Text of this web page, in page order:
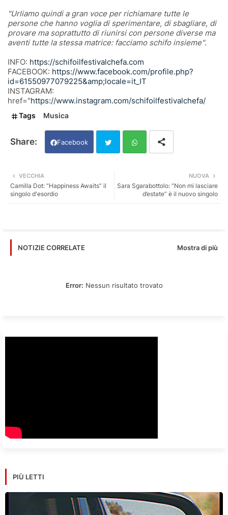
"Urliamo quindi a gran voce per richiamare tutte le
persone che hanno voglia di sperimentare, di sbagliare, di
provare ma soprattutto di riunirsi con persone diverse ma
aventi tutte la stessa matrice: facciamo schifo insieme".
INFO: https://schifoilfestivalchefa.com
FACEBOOK: https://www.facebook.com/profile.php?
id=61550977079225&amp;locale=it_IT
INSTAGRAM:
href="https://www.instagram.com/schifoilfestivalchefa/
Tags Musica
Facebook
tter ats
NUOVA
Sara Sgarabottolo: “Non mi lasciare
d’estate” è il nuovo singolo
VECCHIA
Camilla Dot: “Happiness Awaits” il
singolo d'esordio
NOTIZIE CORRELATE Mostra di più
Error: Nessun risultato trovato
PIÙ LETTI